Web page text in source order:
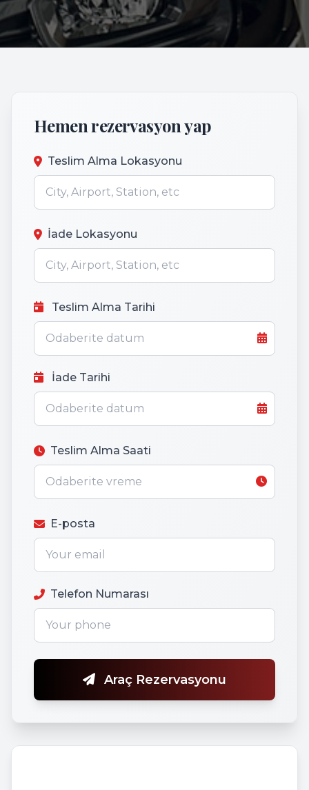
Hemen rezervasyon yap
Teslim Alma Lokasyonu
İade Lokasyonu
Teslim Alma Tarihi
İade Tarihi
Teslim Alma Saati
E-posta
Telefon Numarası
Araç Rezervasyonu